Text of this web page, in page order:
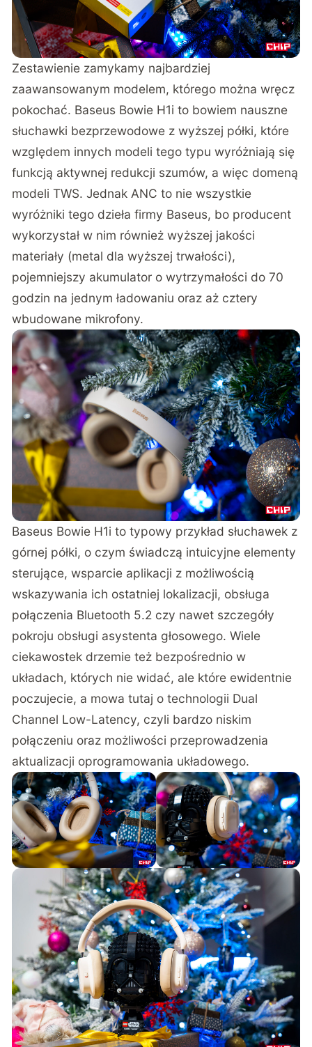
Zestawienie zamykamy najbardziej
zaawansowanym modelem, którego można wręcz
pokochać. Baseus Bowie H1i to bowiem nauszne
słuchawki bezprzewodowe z wyższej półki, które
względem innych modeli tego typu wyróżniają się
funkcją aktywnej redukcji szumów, a więc domeną
modeli TWS. Jednak ANC to nie wszystkie
wyróżniki tego dzieła firmy Baseus, bo producent
wykorzystał w nim również wyższej jakości
materiały (metal dla wyższej trwałości),
pojemniejszy akumulator o wytrzymałości do 70
godzin na jednym ładowaniu oraz aż cztery
wbudowane mikrofony.
Baseus Bowie H1i to typowy przykład słuchawek z
górnej półki, o czym świadczą intuicyjne elementy
sterujące, wsparcie aplikacji z możliwością
wskazywania ich ostatniej lokalizacji, obsługa
połączenia Bluetooth 5.2 czy nawet szczegóły
pokroju obsługi asystenta głosowego. Wiele
ciekawostek drzemie też bezpośrednio w
układach, których nie widać, ale które ewidentnie
poczujecie, a mowa tutaj o technologii Dual
Channel Low-Latency, czyli bardzo niskim
połączeniu oraz możliwości przeprowadzenia
aktualizacji oprogramowania układowego.